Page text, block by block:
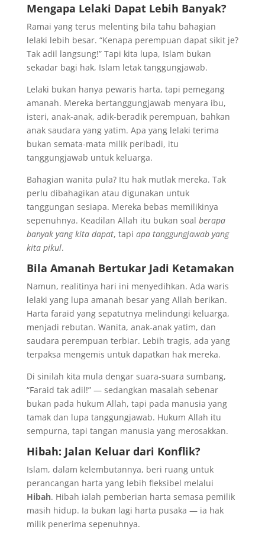
Mengapa Lelaki Dapat Lebih Banyak?
Ramai yang terus melenting bila tahu bahagian
lelaki lebih besar. “Kenapa perempuan dapat sikit je?
Tak adil langsung!” Tapi kita lupa, Islam bukan
sekadar bagi hak, Islam letak tanggungjawab.
Lelaki bukan hanya pewaris harta, tapi pemegang
amanah. Mereka bertanggungjawab menyara ibu,
isteri, anak-anak, adik-beradik perempuan, bahkan
anak saudara yang yatim. Apa yang lelaki terima
bukan semata-mata milik peribadi, itu
tanggungjawab untuk keluarga.
Bahagian wanita pula? Itu hak mutlak mereka. Tak
perlu dibahagikan atau digunakan untuk
tanggungan sesiapa. Mereka bebas memilikinya
sepenuhnya. Keadilan Allah itu bukan soal berapa
banyak yang kita dapat, tapi apa tanggungjawab yang
kita pikul.
Bila Amanah Bertukar Jadi Ketamakan
Namun, realitinya hari ini menyedihkan. Ada waris
lelaki yang lupa amanah besar yang Allah berikan.
Harta faraid yang sepatutnya melindungi keluarga,
menjadi rebutan. Wanita, anak-anak yatim, dan
saudara perempuan terbiar. Lebih tragis, ada yang
terpaksa mengemis untuk dapatkan hak mereka.
Di sinilah kita mula dengar suara-suara sumbang,
“Faraid tak adil!” — sedangkan masalah sebenar
bukan pada hukum Allah, tapi pada manusia yang
tamak dan lupa tanggungjawab. Hukum Allah itu
sempurna, tapi tangan manusia yang merosakkan.
Hibah: Jalan Keluar dari Konflik?
Islam, dalam kelembutannya, beri ruang untuk
perancangan harta yang lebih fleksibel melalui
Hibah. Hibah ialah pemberian harta semasa pemilik
masih hidup. Ia bukan lagi harta pusaka — ia hak
milik penerima sepenuhnya.